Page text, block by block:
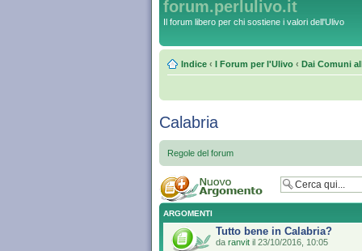
forum.perlulivo.it
Il forum libero per chi sostiene i valori dell'Ulivo
Indice ‹ I Forum per l'Ulivo ‹ Dai Comuni
Calabria
Regole del forum
ARGOMENTI
Tutto bene in Calabria?
da ranvit il 23/10/2016, 10:05